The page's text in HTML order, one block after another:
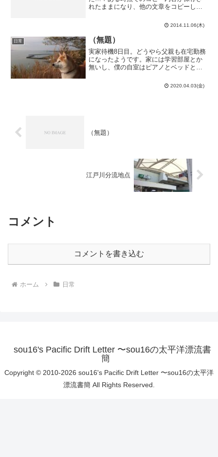
れたままになり、他の文章をコピーして
した文章をAとすると、Safariでサイトの
URLをコピーする↓メモ帳にペーストする
↓...
2014.11.06(木)
日常 （無題）
実家待機8日目。どうやら父親も在宅勤務
になったようです。家には学習部屋とか
無いし、僕の自室はピアノとベッドと本
すれば良いのかな…取り敢えず、今日は
2020.04.03(金)
（無題）
江戸川分流地点
コメント
コメントを書き込む
ホーム 日常
sou16's Pacific Drift Letter 〜sou16の太平洋漂流書
簡
Copyright © 2010-2026 sou16's Pacific Drift Letter 〜sou16の太平洋
漂流書簡 All Rights Reserved.